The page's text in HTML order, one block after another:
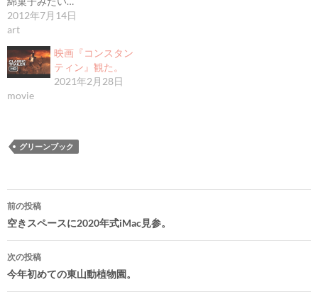
2012年7月14日
art
映画『コンスタン
ティン』観た。
2021年2月28日
movie
グリーンブック
投
稿
ナ
ビ
ゲ
前の投稿
空きスペースに2020年式iMac見参。
次の投稿
今年初めての東山動植物園。